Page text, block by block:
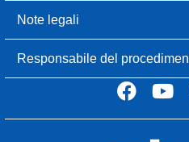
Note legali
Responsabile del